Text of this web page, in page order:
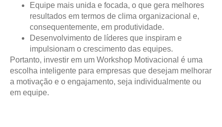
Equipe mais unida e focada, o que gera melhores
resultados em termos de clima organizacional e,
consequentemente, em produtividade.
Desenvolvimento de líderes que inspiram e
impulsionam o crescimento das equipes.
Portanto, investir em um Workshop Motivacional é uma
escolha inteligente para empresas que desejam melhorar
a motivação e o engajamento, seja individualmente ou
em equipe.